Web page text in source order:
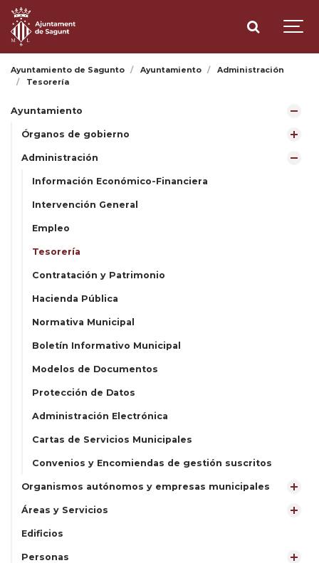
Ayuntamiento de Sagunto Ayuntamiento
Administración
Tesorería
Ayuntamiento
Órganos de gobierno
Administración
Información Económico-Financiera
Intervención General
Empleo
Tesorería
Contratación y Patrimonio
Hacienda Pública
Normativa Municipal
Boletín Informativo Municipal
Modelos de Documentos
Protección de Datos
Administración Electrónica
Cartas de Servicios Municipales
Convenios y Encomiendas de gestión suscritos
Organismos autónomos y empresas municipales
Áreas y Servicios
Edificios
Personas